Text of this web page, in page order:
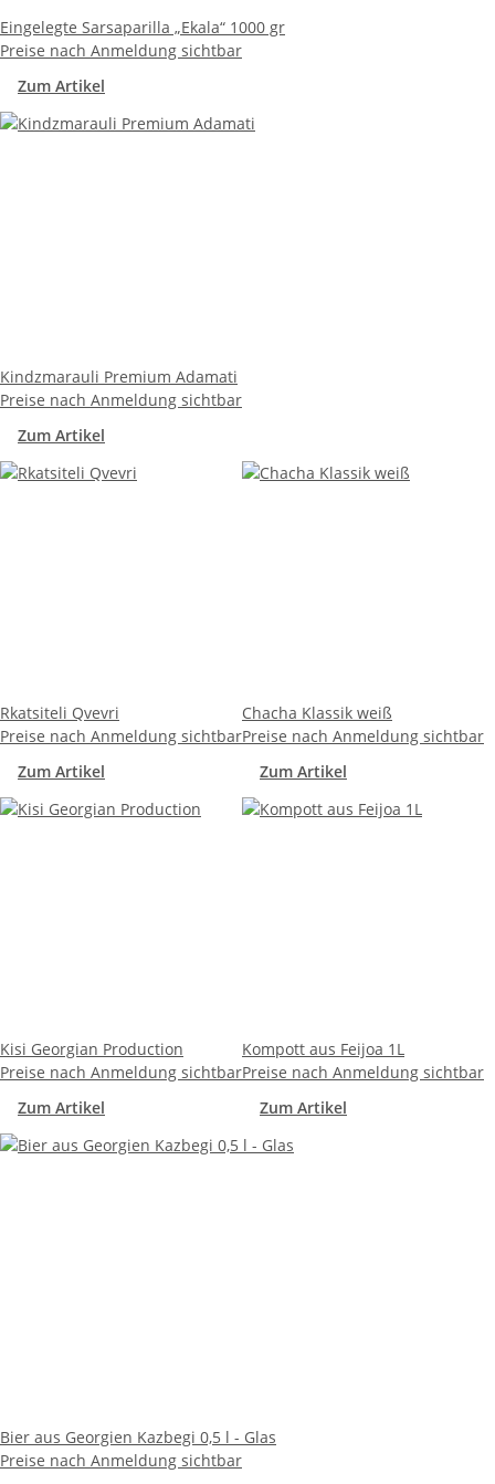
Eingelegte Sarsaparilla „Ekala“ 1000 gr
Preise nach Anmeldung sichtbar
Zum Artikel
Kindzmarauli Premium Adamati
Preise nach Anmeldung sichtbar
Zum Artikel
Rkatsiteli Qvevri
Preise nach Anmeldung sichtbar
Zum Artikel
Chacha Klassik weiß
Preise nach Anmeldung sichtbar
Zum Artikel
Kisi Georgian Production
Preise nach Anmeldung sichtbar
Zum Artikel
Kompott aus Feijoa 1L
Preise nach Anmeldung sichtbar
Zum Artikel
Bier aus Georgien Kazbegi 0,5 l - Glas
Preise nach Anmeldung sichtbar